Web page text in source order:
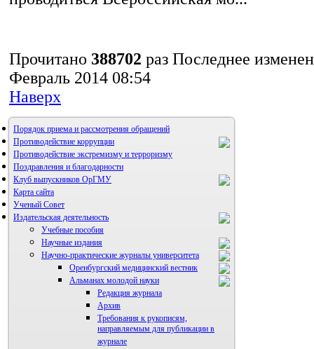
Прочитано 388702 раз Последнее
Февраль 2014 08:54
Наверх
Порядок приема и рассмотрения обращений
Противодействие коррупции
Противодействие экстремизму и терроризму
Поздравления и благодарности
Клуб выпускников ОрГМУ
Карта сайта
Ученый Совет
Издательская деятельность
Учебные пособия
Научные издания
Научно-практические журналы университета
Оренбургский медицинский вестник
Альманах молодой науки
Редакция журнала
Архив
Требования к рукописям,
направляемым для публикации в
журнале